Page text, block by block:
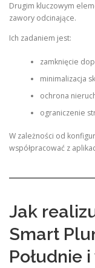
Drugim kluczowym
zawory odcinające.
Ich zadaniem jest:
zamknięcie
minimalizacja
ochrona
ograniczenie
W zależności od
współpracować z
Jak
Smart
Południe